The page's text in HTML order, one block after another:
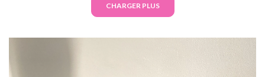
CHARGER PLUS